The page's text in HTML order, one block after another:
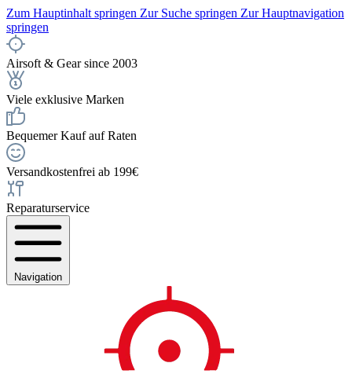
Zum Hauptinhalt springen Zur Suche springen Zur Hauptnavigation
springen
Airsoft & Gear since 2003
Viele exklusive Marken
Bequemer Kauf auf Raten
Versandkostenfrei ab 199€
Reparaturservice
Navigation